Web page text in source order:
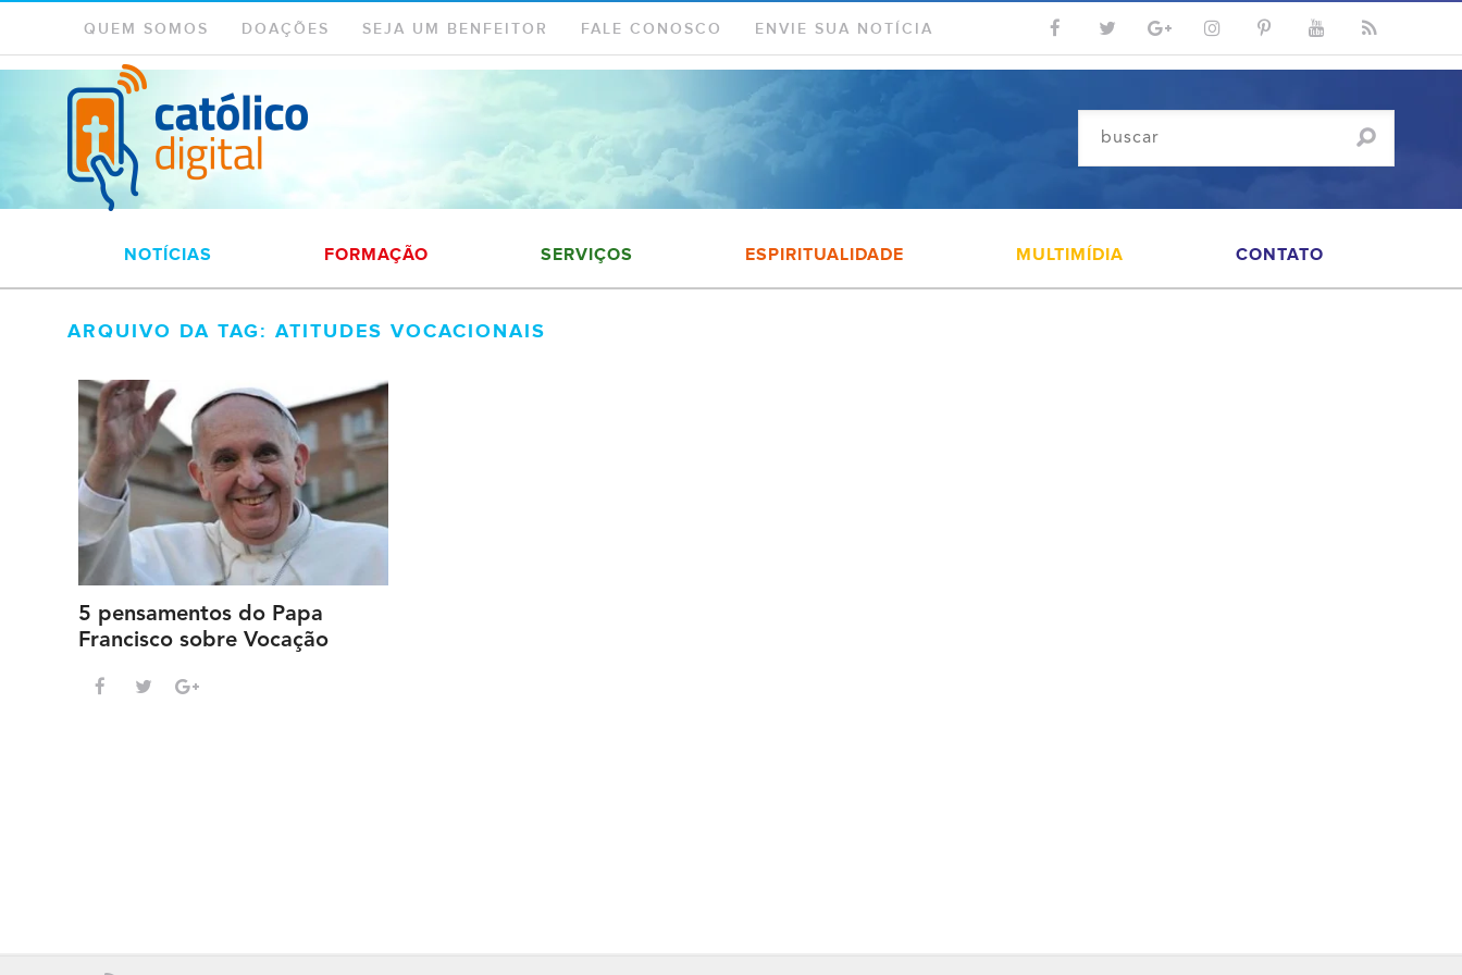
QUEM SOMOS DOAÇÕES SEJA UM BENFEITOR FALE CONOSCO ENVIE SUA NOTÍCIA
NOTÍCIAS FORMAÇÃO SERVIÇOS ESPIRITUALIDADE MULTIMÍDIA CONTATO
ARQUIVO DA TAG: ATITUDES VOCACIONAIS
5 pensamentos do Papa
Francisco sobre Vocação